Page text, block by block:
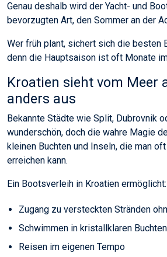
Genau deshalb wird der Yacht- und
bevorzugten Art, den Sommer an der
Wer früh plant, sichert sich die besten
denn die Hauptsaison ist oft Monate
Kroatien sieht vom Meer
anders aus
Bekannte Städte wie Split, Dubrovnik
wunderschön, doch die wahre Magie
kleinen Buchten und Inseln, die man
erreichen kann.
Ein Bootsverleih in Kroatien ermöglicht:
Zugang zu versteckten Stränden
Schwimmen in kristallklaren Buchten
Reisen im eigenen Tempo